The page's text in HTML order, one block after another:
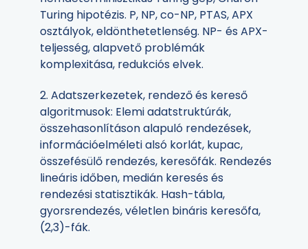
Turing hipotézis. P, NP, co-NP, PTAS, APX
osztályok, eldönthetetlenség. NP- és APX-
teljesség, alapvető problémák
komplexitása, redukciós elvek.
2. Adatszerkezetek, rendező és kereső
algoritmusok: Elemi adatstruktúrák,
összehasonlításon alapuló rendezések,
információelméleti alsó korlát, kupac,
összefésülő rendezés, keresőfák. Rendezés
lineáris időben, medián keresés és
rendezési statisztikák. Hash-tábla,
gyorsrendezés, véletlen bináris keresőfa,
(2,3)-fák.